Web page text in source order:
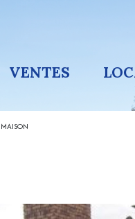
VENTES
MAISON